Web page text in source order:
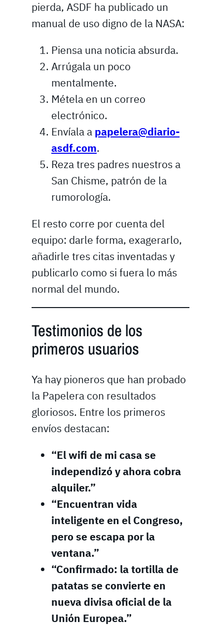
pierda, ASDF ha publicado un
manual de uso digno de la NASA:
Piensa una noticia absurda.
Arrúgala un poco
mentalmente.
Métela en un correo
electrónico.
Envíala a papelera@diario-
asdf.com.
Reza tres padres nuestros a
San Chisme, patrón de la
rumorología.
El resto corre por cuenta del
equipo: darle forma, exagerarlo,
añadirle tres citas inventadas y
publicarlo como si fuera lo más
normal del mundo.
Testimonios de los
primeros usuarios
Ya hay pioneros que han probado
la Papelera con resultados
gloriosos. Entre los primeros
envíos destacan:
“El wifi de mi casa se
independizó y ahora cobra
alquiler.”
“Encuentran vida
inteligente en el Congreso,
pero se escapa por la
ventana.”
“Confirmado: la tortilla de
patatas se convierte en
nueva divisa oficial de la
Unión Europea.”